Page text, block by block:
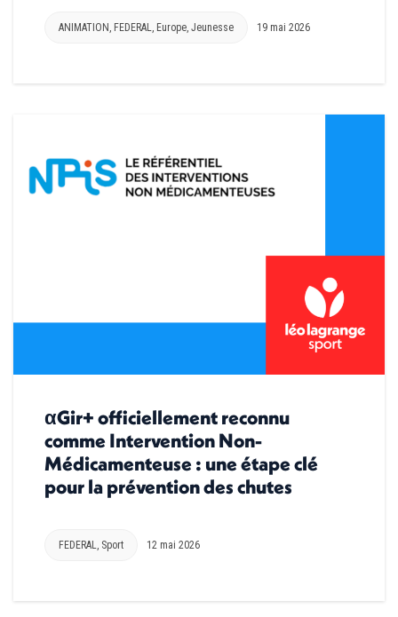
ANIMATION FEDERAL Europe Jeunesse 19 mai 2026
αGir+ officiellement reconnu
comme Intervention Non-
Médicamenteuse : une étape clé
pour la prévention des chutes
FEDERAL Sport 12 mai 2026